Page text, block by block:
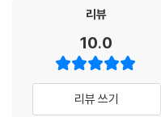
1. 2026년 9, 7급 군무원 군수
1) 최근 군무원 군수직 기출문
출제 문항 수 등의 출제경향을
2) 모의고사 1회분의 풀이 제
배 연습이 가능하며 실전 감각
리뷰
10.0
리뷰 쓰기